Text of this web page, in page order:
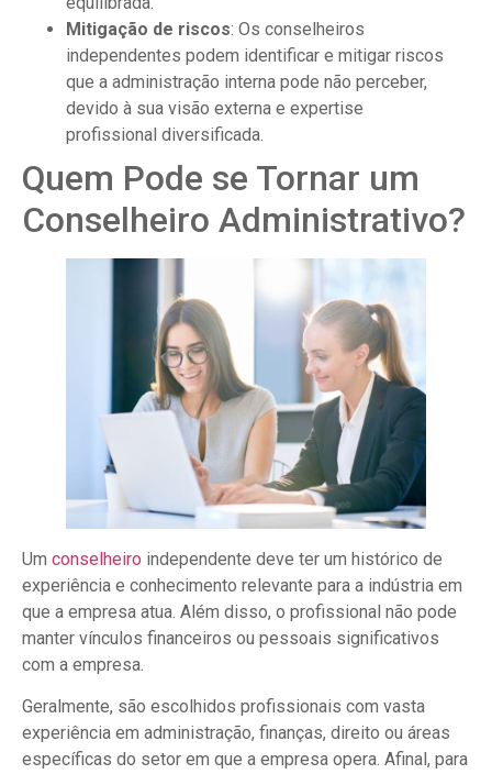
Mitigação de riscos: Os conselheiros
independentes podem identificar e mitigar riscos
que a administração interna pode não perceber,
devido à sua visão externa e expertise
profissional diversificada.
Quem Pode se Tornar um
Conselheiro Administrativo?
Um conselheiro independente deve ter um histórico de
experiência e conhecimento relevante para a indústria em
que a empresa atua. Além disso, o profissional não pode
manter vínculos financeiros ou pessoais significativos
com a empresa.
Geralmente, são escolhidos profissionais com vasta
experiência em administração, finanças, direito ou áreas
específicas do setor em que a empresa opera. Afinal, para